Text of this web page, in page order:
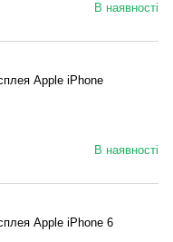
В наявності
Apple iPhone
В наявності
Apple iPhone 6